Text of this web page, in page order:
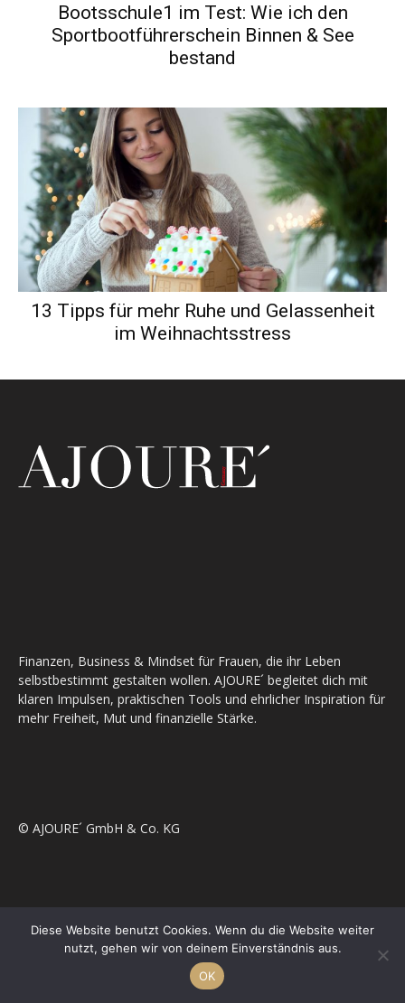
Bootsschule1 im Test: Wie ich den
Sportbootführerschein Binnen & See
bestand
13 Tipps für mehr Ruhe und Gelassenheit
im Weihnachtsstress
Finanzen, Business & Mindset für Frauen, die ihr Leben
selbstbestimmt gestalten wollen. AJOURE´ begleitet dich mit
klaren Impulsen, praktischen Tools und ehrlicher Inspiration für
mehr Freiheit, Mut und finanzielle Stärke.
© AJOURE´ GmbH & Co. KG
Store
Diese Website benutzt Cookies. Wenn du die Website weiter
nutzt, gehen wir von deinem Einverständnis aus.
OK